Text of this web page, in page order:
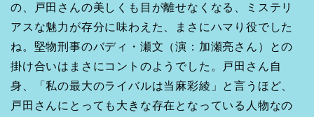
の、戸田さんの美しくも目が離せなくなる、ミステリ
アスな魅力が存分に味わえた、まさにハマり役でした
ね。堅物刑事のバディ・瀬文（演：加瀬亮さん）との
掛け合いはまさにコントのようでした。戸田さん自
身、「私の最大のライバルは当麻彩綾」と言うほど、
戸田さんにとっても大きな存在となっている人物なの